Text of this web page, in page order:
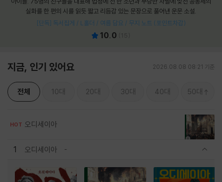
실화를 한 편의 시를 읽듯 짧고 리듬감 있는 문장으로 풀어낸 운문 소설.
[단독] 독서집게 / L홀더 / 여름 담요 / 무지 노트 (포인트차감)
10.0
지금, 인기 있어요 2026.08.08 08:21 기준
전체 10대 20대 30대 40대 50대
HOT 오디세이아
1 오디세이아